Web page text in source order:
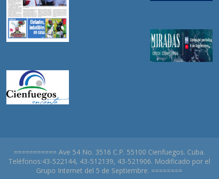
=========== Ave 54 No. 3516 C.P. 55100 Cienfuegos. Cuba.
Teléfonos:43-522144, 43-512139, 43-521906. Modificado por el
Grupo Internet del 5 de Septiembre. ========